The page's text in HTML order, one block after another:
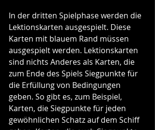
In der dritten Spielphase werden die
Lektionskarten ausgespielt. Diese
Karten mit blauem Rand müssen
ausgespielt werden. Lektionskarten
sind nichts Anderes als Karten, die
zum Ende des Spiels Siegpunkte für
die Erfüllung von Bedingungen
geben. So gibt es, zum Beispiel,
Karten, die Siegpunkte für jeden
gewöhnlichen Schatz auf dem Schiff